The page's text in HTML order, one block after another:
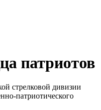
патриотов
стрелковой дивизии
патриотического